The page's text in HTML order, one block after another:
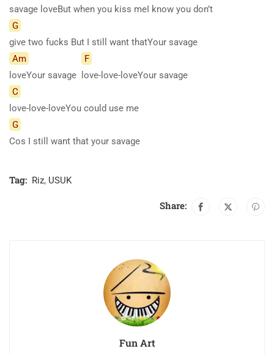
savage loveBut when you kiss meI know you don’t
G
give two fucks But I still want thatYour savage
Am
loveYour savage
F
love-love-loveYour savage
C
love-love-loveYou could use me
G
Cos I still want that your savage
Tag: Riz, USUK
Share:
Fun Art